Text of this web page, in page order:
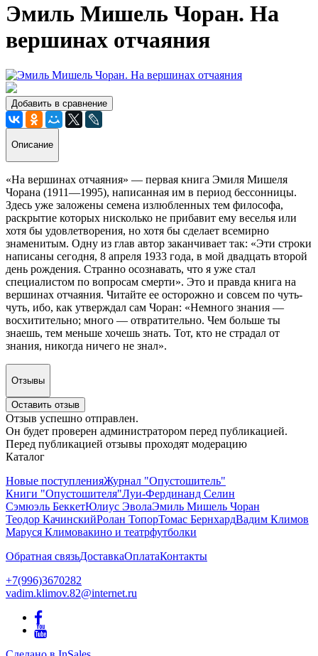
Эмиль Мишель Чоран. На
вершинах отчаяния
Добавить в сравнение
Описание
«На вершинах отчаяния» — первая книга Эмиля Мишеля
Чорана (1911—1995), написанная им в период бессонницы.
Здесь уже заложены семена излюбленных тем философа,
раскрытие которых нисколько не прибавит ему веселья или
хотя бы удовлетворения, но хотя бы сделает всемирно
знаменитым. Одну из глав автор заканчивает так: «Эти строки
написаны сегодня, 8 апреля 1933 года, в мой двадцать второй
день рождения. Странно осознавать, что я уже стал
специалистом по вопросам смерти». Это и правда книга на
вершинах отчаяния. Читайте ее осторожно и совсем по чуть-
чуть, ибо, как утверждал сам Чоран: «Немного знания —
восхитительно; много — отвратительно. Чем больше ты
знаешь, тем меньше хочешь знать. Тот, кто не страдал от
знания, никогда ничего не знал».
Отзывы
Оставить отзыв
Отзыв успешно отправлен.
Он будет проверен администратором перед публикацией.
Перед публикацией отзывы проходят модерацию
Каталог
Новые поступленияЖурнал "Опустошитель"
Книги "Опустошителя"Луи-Фердинанд Селин
Сэмюэль БеккетЮлиус ЭволаЭмиль Мишель Чоран
Теодор КачинскийРолан ТопорТомас БернхардВадим Климов
Маруся Климовакино и театрфутболки
Обратная связьДоставкаОплатаКонтакты
+7(996)3670282
vadim.klimov.82@internet.ru